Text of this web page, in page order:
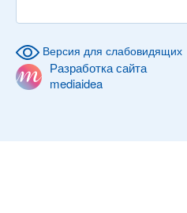
Версия для слабовидящих
Разработка сайта
mediaidea